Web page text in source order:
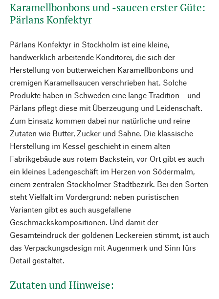
Karamellbonbons und -saucen erster Güte:
Pärlans Konfektyr
Pärlans Konfektyr in Stockholm ist eine kleine,
handwerklich arbeitende Konditorei, die sich der
Herstellung von butterweichen Karamellbonbons und
cremigen Karamellsaucen verschrieben hat. Solche
Produkte haben in Schweden eine lange Tradition – und
Pärlans pflegt diese mit Überzeugung und Leidenschaft.
Zum Einsatz kommen dabei nur natürliche und reine
Zutaten wie Butter, Zucker und Sahne. Die klassische
Herstellung im Kessel geschieht in einem alten
Fabrikgebäude aus rotem Backstein, vor Ort gibt es auch
ein kleines Ladengeschäft im Herzen von Södermalm,
einem zentralen Stockholmer Stadtbezirk. Bei den Sorten
steht Vielfalt im Vordergrund: neben puristischen
Varianten gibt es auch ausgefallene
Geschmackskompositionen. Und damit der
Gesamteindruck der goldenen Leckereien stimmt, ist auch
das Verpackungsdesign mit Augenmerk und Sinn fürs
Detail gestaltet.
Zutaten und Hinweise: